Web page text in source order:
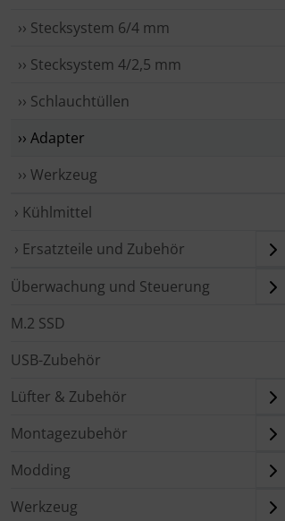
›› Stecksystem 6/4 mm
›› Stecksystem 4/2,5 mm
›› Schlauchtüllen
›› Adapter
›› Werkzeug
› Kühlmittel
› Ersatzteile und Zubehör
Überwachung und Steuerung
M.2 SSD
USB-Zubehör
Lüfter & Zubehör
Montagezubehör
Modding
Werkzeug